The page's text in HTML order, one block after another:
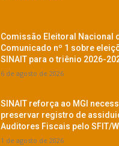
Comissão Eleitoral Nacional
Comunicado nº 1 sobre
SINAIT para o triênio 2026-
6 de agosto de 2026
SINAIT reforça ao MGI
preservar registro de
Auditores Fiscais pelo SFIT/
1 de agosto de 2026